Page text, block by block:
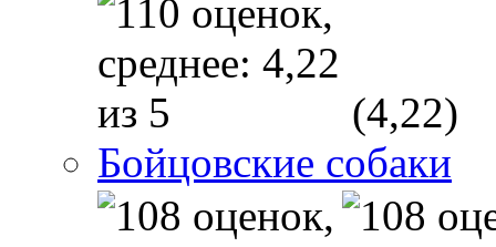
(4,22)
Бойцовские собаки